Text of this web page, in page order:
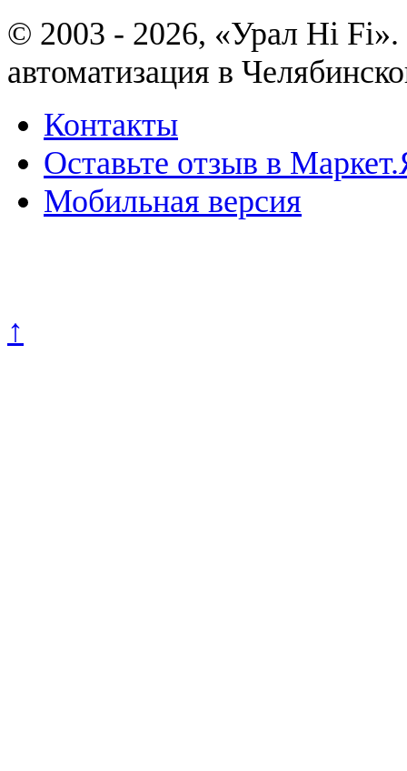
© 2003 - 2026, «Урал Hi
автоматизация в
Контакты
Оставьте отзыв в
Мобильная версия
↑